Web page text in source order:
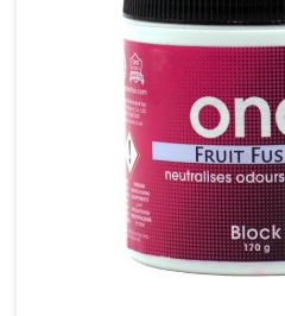
NEON-T5
Kit Turbo Neon
Kit T5
Tubes Néons - T5